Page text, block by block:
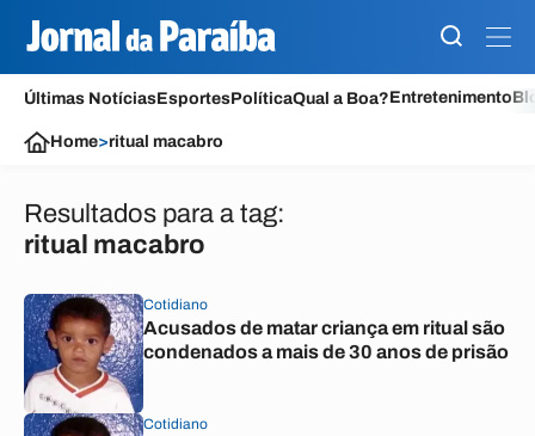
Últimas NotíciasEsportesPolíticaQual a Boa?Entretenimento
Home>ritual macabro
Resultados para a tag:
ritual macabro
Cotidiano
Acusados de matar criança em ritual são
condenados a mais de 30 anos de prisão
Cotidiano